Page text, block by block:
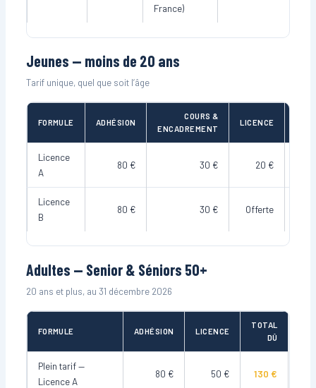
France)
Jeunes — moins de 20 ans
Tarif unique, quel que soit l’âge
FORMULE ADHÉSION
COURS &
ENCADREMENT
LICENCE
Licence
A
80 € 30 € 20 €
Licence
B
80 € 30 € Offerte
Adultes — Senior & Séniors 50+
20 ans et plus, au 31 décembre 2026
FORMULE ADHÉSION LICENCE
TOTAL
DÛ
Plein tarif —
Licence A
80 € 50 € 130 €